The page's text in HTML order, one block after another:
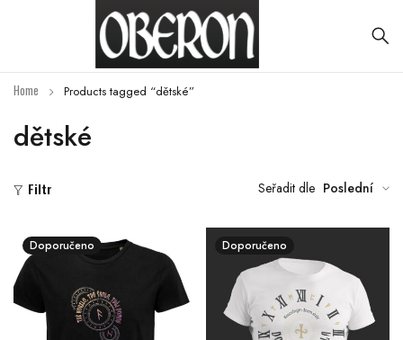
dětské
Home Products tagged “dětské”
Filtr Seřadit dle Poslední
Doporučeno Doporučeno